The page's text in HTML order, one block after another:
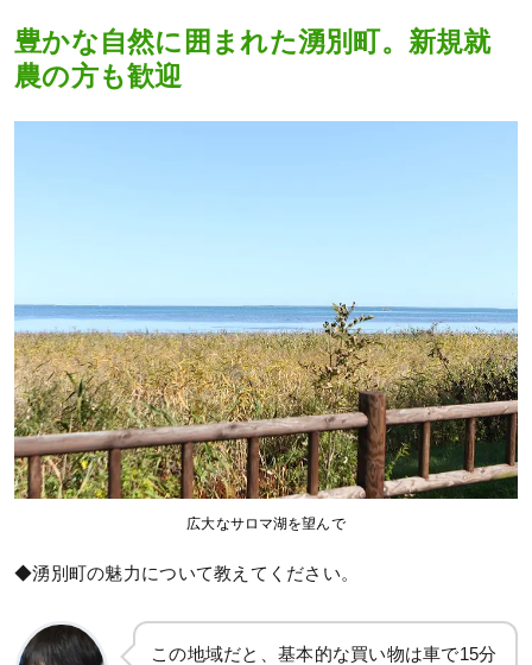
豊かな自然に囲まれた湧別町。新規就
農の方も歓迎
広大なサロマ湖を望んで
◆湧別町の魅力について教えてください。
この地域だと、基本的な買い物は車で15分